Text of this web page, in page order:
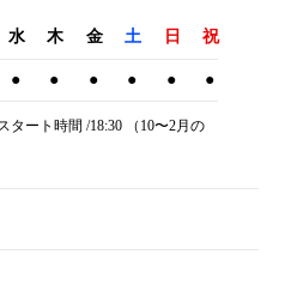
水 木 金 土 日 祝
● ● ● ● ● ●
ート時間 /18:30 （10〜2月の